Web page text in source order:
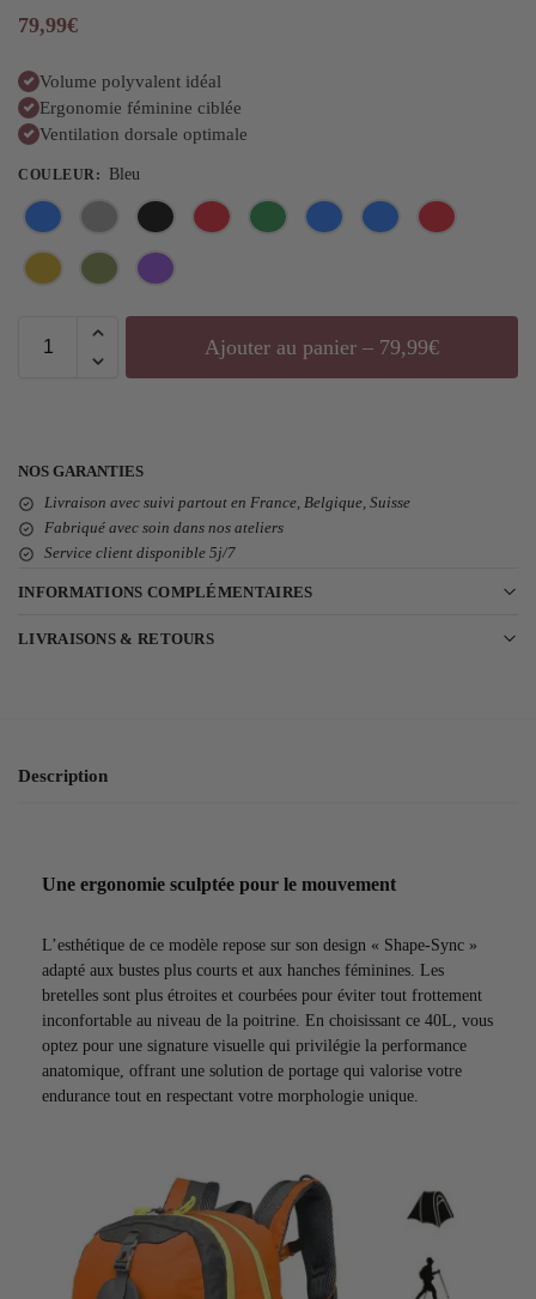
79,99€
Volume polyvalent idéal
Ergonomie féminine ciblée
Ventilation dorsale optimale
COULEUR: Bleu
Ajouter au panier – 79,99€
NOS GARANTIES
Livraison avec suivi partout en France, Belgique, Suisse
Fabriqué avec soin dans nos ateliers
Service client disponible 5j/7
INFORMATIONS COMPLÉMENTAIRES
LIVRAISONS & RETOURS
Description
Une ergonomie sculptée pour le mouvement
L’esthétique de ce modèle repose sur son design « Shape-Sync »
adapté aux bustes plus courts et aux hanches féminines. Les
bretelles sont plus étroites et courbées pour éviter tout frottement
inconfortable au niveau de la poitrine. En choisissant ce 40L, vous
optez pour une signature visuelle qui privilégie la performance
anatomique, offrant une solution de portage qui valorise votre
endurance tout en respectant votre morphologie unique.